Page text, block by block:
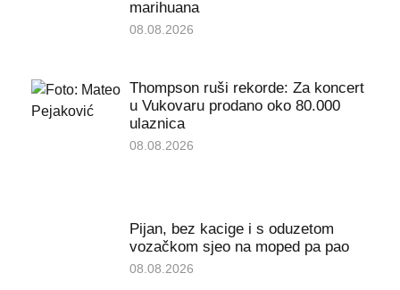
marihuana
08.08.2026
Thompson ruši rekorde: Za koncert
u Vukovaru prodano oko 80.000
ulaznica
08.08.2026
Pijan, bez kacige i s oduzetom
vozačkom sjeo na moped pa pao
08.08.2026